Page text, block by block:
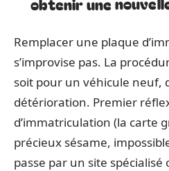
Remplacer une plaque
s’improvise pas. La
soit pour un véhicule neuf,
détérioration. Premier
d’immatriculation (la carte
précieux sésame,
passe par un site spécialisé